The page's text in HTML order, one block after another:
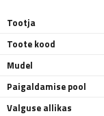
Tootja
Toote kood
Mudel
Paigaldamise pool
Valguse allikas